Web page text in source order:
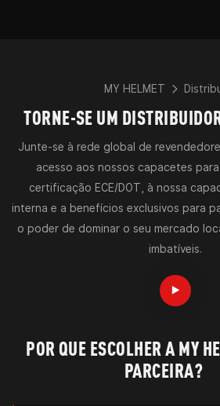
MY HELMET
TORNE-SE UM
Junte-se à rede global de
acesso aos nossos capacetes
certificação ECE/DOT, à nossa
interna e a benefícios exclusivos para
o poder de dominar o seu mercado
imbatíveis.
POR QUE ESCOLHER A MY
PARCEIRA?